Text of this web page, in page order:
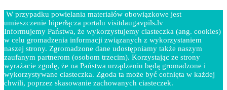
W przypadku powielania materiałów obowiązkowe jest
umieszczenie hiperłącza portalu visitdaugavpils.lv
Informujemy Państwa, że wykorzystujemy ciasteczka (ang. cookies)
w celu gromadzenia informacji związanych z wykorzystaniem
naszej strony. Zgromadzone dane udostępniamy także naszym
zaufanym partnerom (osobom trzecim). Korzystając ze strony
wyrażacie zgodę, że na Państwa urządzeniu będą gromadzone i
wykorzystywane ciasteczka. Zgoda ta może być cofnięta w każdej
chwili, poprzez skasowanie zachowanych ciasteczek.